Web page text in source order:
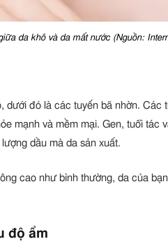
da khô và da mất nước (Nguồn:
dưới đó là các tuyến bã nhờn. Các
mạnh và mềm mại. Gen, tuổi tác
dầu mà da sản xuất.
cao như bình thường, da của
độ ẩm